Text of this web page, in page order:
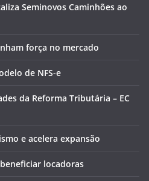
Seminovos Caminhões ao
força no mercado
de NFS-e
da Reforma Tributária – EC
e acelera expansão
locadoras